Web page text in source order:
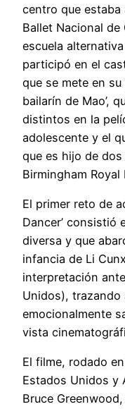
centro que estaba
Ballet Nacional
escuela
participó en el
que se mete en su
bailarín de Mao’,
distintos en la
adolescente y el
que es hijo de
Birmingham Royal
El primer reto de
Dancer’ consistió
diversa y que
infancia de Li
interpretación
Unidos), trazando
emocionalmente
vista
El filme, rodado
Estados Unidos y
Bruce